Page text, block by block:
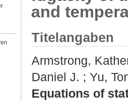
and
Titelangaben
Armstrong,
Daniel J. ; Yu,
Equations of